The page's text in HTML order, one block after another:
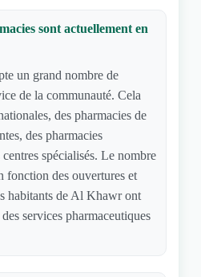
sont actuellement en
un grand nombre de
de la communauté. Cela
des pharmacies de
des pharmacies
spécialisés. Le nombre
fonction des ouvertures et
habitants de Al Khawr ont
services pharmaceutiques